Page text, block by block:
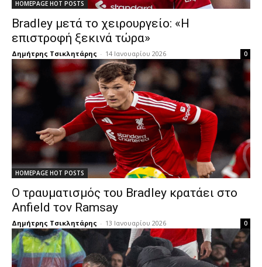
HOMEPAGE HOT POSTS
Bradley μετά το χειρουργείο: «Η
επιστροφή ξεκινά τώρα»
Δημήτρης Τσικλητάρης - 14 Ιανουαρίου 2026 0
HOMEPAGE HOT POSTS
Ο τραυματισμός του Bradley κρατάει στο
Anfield τον Ramsay
Δημήτρης Τσικλητάρης - 13 Ιανουαρίου 2026 0